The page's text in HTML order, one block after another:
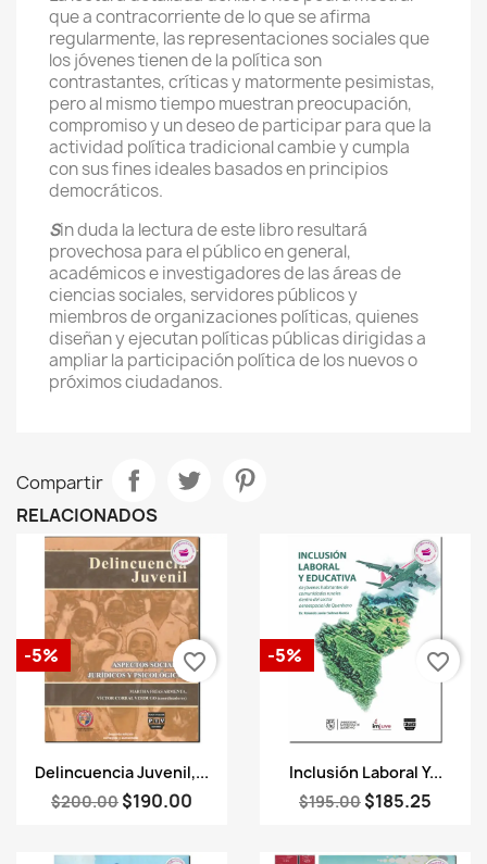
que a contracorriente de lo que se afirma
regularmente, las representaciones sociales que
los jóvenes tienen de la política son
contrastantes, críticas y matormente pesimistas,
pero al mismo tiempo muestran preocupación,
compromiso y un deseo de participar para que la
actividad política tradicional cambie y cumpla
con sus fines ideales basados en principios
democráticos.
Sin duda la lectura de este libro resultará
provechosa para el público en general,
académicos e investigadores de las áreas de
ciencias sociales, servidores públicos y
miembros de organizaciones políticas, quienes
diseñan y ejecutan políticas públicas dirigidas a
ampliar la participación política de los nuevos o
próximos ciudadanos.
Compartir
RELACIONADOS
Vista rápida
Delincuencia Juvenil,...
$200.00 $190.00
-5% favorite_border
Vista rápida
Inclusión Laboral Y...
$195.00 $185.25
-5% favorite_border